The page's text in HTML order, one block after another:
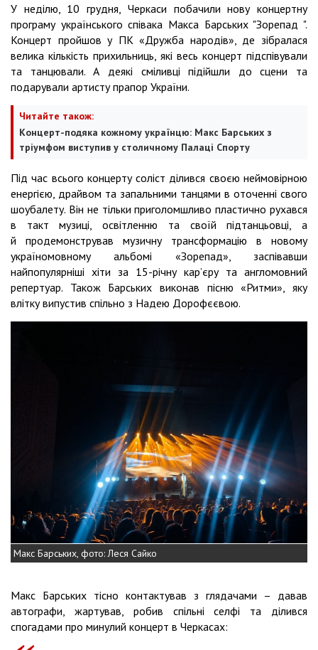
У неділю, 10 грудня, Черкаси побачили нову концертну
програму українського співака Макса Барських "Зорепад ".
Концерт пройшов у ПК «Дружба народів», де зібралася
велика кількість прихильниць, які весь концерт підспівували
та танцювали. А деякі сміливці підійшли до сцени та
подарували артисту прапор України.
Читайте також:
Концерт-подяка кожному українцю: Макс Барських з
тріумфом виступив у столичному Палаці Спорту
Під час всього концерту соліст ділився своєю неймовірною
енергією, драйвом та запальними танцями в оточенні свого
шоубалету. Він не тільки приголомшливо пластично рухався
в такт музиці, освітленню та своїй підтанцьовці, а
й продемонстрував музичну трансформацію в новому
україномовному альбомі «Зорепад», заспівавши
найпопулярніші хіти за 15-річну кар’єру та англомовний
репертуар. Також Барських виконав пісню «Ритми», яку
влітку випустив спільно з Надею Дорофєєвою.
Макс Барських, фото: Леся Сайко
Макс Барських тісно контактував з глядачами – давав
автографи, жартував, робив спільні селфі та ділився
спогадами про минулий концерт в Черкасах: